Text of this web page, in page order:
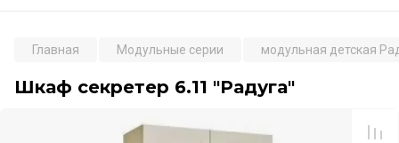
Главная Модульные серии модульная детская
Шкаф секретер 6.11 "Радуга"